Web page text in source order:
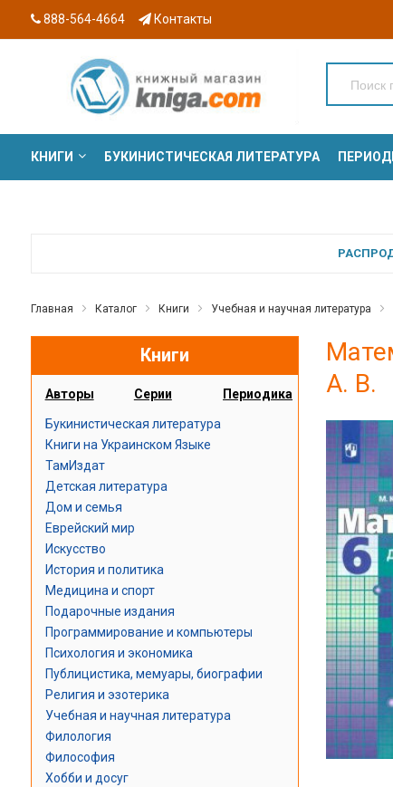
888-564-4664 Контакты
КНИГИ БУКИНИСТИЧЕСКАЯ ЛИТЕРАТУРА
Главная Каталог Книги Учебная и научная литература
Книги
Авторы Серии Периодика
Букинистическая литература
Книги на Украинском Языке
ТамИздат
Детская литература
Дом и семья
Еврейский мир
Искусство
История и политика
Медицина и спорт
Подарочные издания
Программирование и компьютеры
Психология и экономика
Публицистика, мемуары, биографии
Религия и эзотерика
Учебная и научная литература
Филология
Философия
Хобби и досуг
А. В.